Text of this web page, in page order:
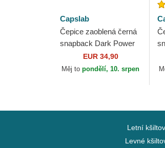
Capslab
Čepice zaoblená černá
snapback Dark Power
SP PRI3 Zloba Disney
Capslab
EUR 34,90
Měj topondělí, 10. srpen
Letní
Levné